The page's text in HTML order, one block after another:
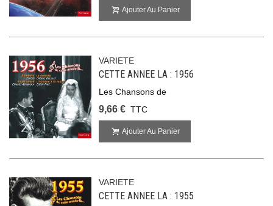
Ajouter Au Panier
VARIETE
CETTE ANNEE LA : 1956
Les Chansons de
9,66 € TTC
Ajouter Au Panier
VARIETE
CETTE ANNEE LA : 1955